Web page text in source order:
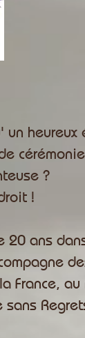
un
?
!
20 ans
France,